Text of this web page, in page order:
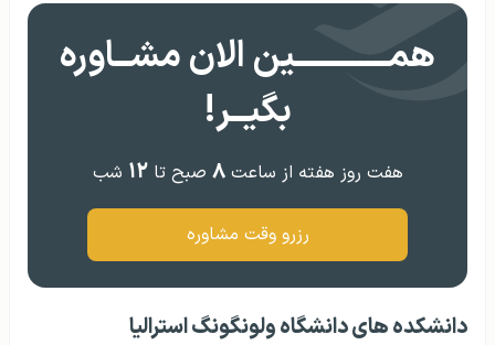
همــــــــــــین الان مشــاوره
بگیــر!
هفت روز هفته از ساعت۸ صبح تا۱۲ شب
رزرو وقت مشاوره
دانشکده های دانشگاه ولونگونگ استرالیا